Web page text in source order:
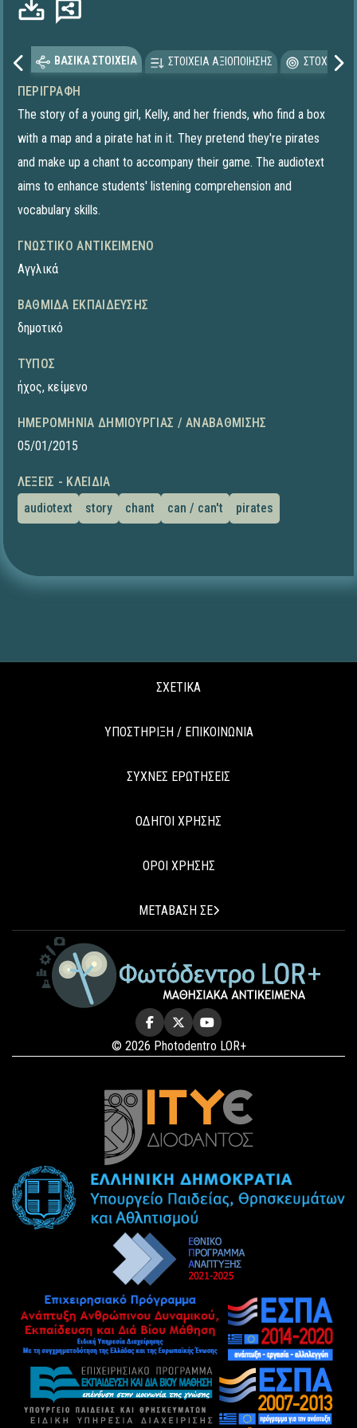
ΒΑΣΙΚΑ ΣΤΟΙΧΕΙΑ ΣΤΟΙΧΕΙΑ ΑΞΙΟΠΟΙΗΣΗΣ
ΠΕΡΙΓΡΑΦΉ
The story of a young girl, Kelly, and her friends, who find a box
with a map and a pirate hat in it. They pretend they're pirates
and make up a chant to accompany their game. The audiotext
aims to enhance students' listening comprehension and
vocabulary skills.
ΓΝΩΣΤΙΚΌ ΑΝΤΙΚΕΊΜΕΝΟ
Αγγλικά
ΒΑΘΜΊΔΑ ΕΚΠΑΊΔΕΥΣΗΣ
δημοτικό
ΤΎΠΟΣ
ήχος, κείμενο
ΗΜΕΡΟΜΗΝΊΑ ΔΗΜΙΟΥΡΓΊΑΣ / ΑΝΑΒΆΘΜΙΣΗΣ
05/01/2015
ΛΈΞΕΙΣ - ΚΛΕΙΔΙΆ
audiotext
story chant can / can't pirates
ΣΧΕΤΙΚΑ
ΥΠΟΣΤΗΡΙΞΗ / ΕΠΙΚΟΙΝΩΝΙΑ
ΣΥΧΝΕΣ ΕΡΩΤΗΣΕΙΣ
ΟΔΗΓΟΙ ΧΡΗΣΗΣ
ΟΡΟΙ ΧΡΗΣΗΣ
ΜΕΤΑΒΑΣΗ ΣΕ
© 2026 Photodentro LOR+